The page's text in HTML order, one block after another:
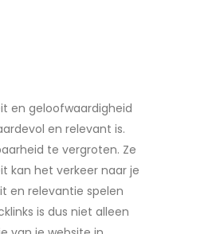
en geloofwaardigheid
en relevant is.
te vergroten. Ze
kan het verkeer naar je
en relevantie spelen
is dus niet alleen